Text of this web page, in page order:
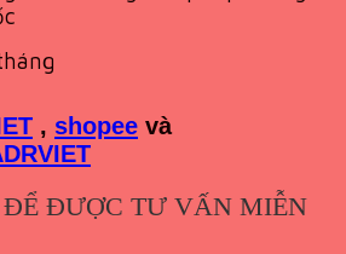
, shopee và
ĐỂ ĐƯỢC TƯ VẤN MIỄN